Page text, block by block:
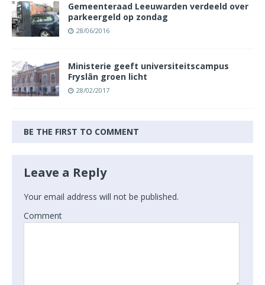
Gemeenteraad Leeuwarden verdeeld over
parkeergeld op zondag
28/06/2016
Ministerie geeft universiteitscampus
Fryslân groen licht
28/02/2017
BE THE FIRST TO COMMENT
Leave a Reply
Your email address will not be published.
Comment